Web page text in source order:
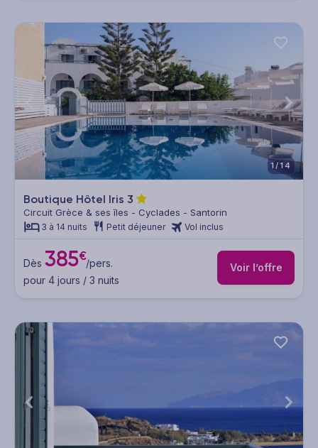
1/14
Boutique Hôtel Iris 3
Circuit Grèce & ses îles - Cyclades - Santorin
3 à 14 nuits Petit déjeuner Vol inclus
Dès 385€/pers.
pour 4 jours / 3 nuits
Voir l’offre